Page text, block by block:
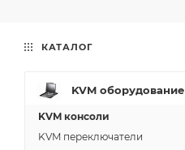
КАТАЛОГ
KVM оборудование
KVM консоли
KVM переключатели